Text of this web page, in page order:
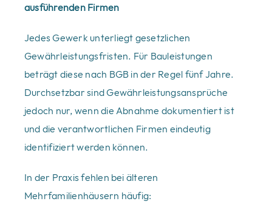
ausführenden Firmen
Jedes Gewerk unterliegt gesetzlichen
Gewährleistungsfristen. Für Bauleistungen
beträgt diese nach BGB in der Regel fünf Jahre.
Durchsetzbar sind Gewährleistungsansprüche
jedoch nur, wenn die Abnahme dokumentiert ist
und die verantwortlichen Firmen eindeutig
identifiziert werden können.
In der Praxis fehlen bei älteren
Mehrfamilienhäusern häufig: